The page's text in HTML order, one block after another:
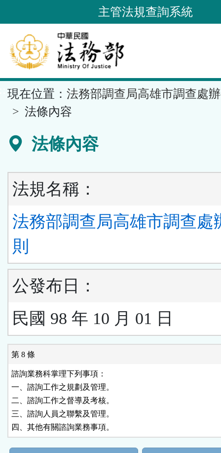
到
要
內
容
區
塊
主管法規查詢系統
現在位置： 法務部調查局高雄市調查處
法條內容
法條內容
法規名稱：
法務部調查局高雄市調查處
則
公發布日：
民國 98 年 10 月 01 日
第 8 條
諮詢業務科掌理下列事項：
一、諮詢工作之規劃及管理。
二、諮詢工作之督導及考核。
三、諮詢人員之聯繫及管理。
四、其他有關諮詢業務事項。